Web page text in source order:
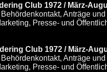
Club 1972 / März-
Anträge
Presse- und
Club 1972 / März-
Anträge
Presse- und